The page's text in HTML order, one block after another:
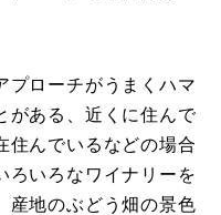
プローチがうまくハマ
がある、近くに住んで
住んでいるなどの場合
ろいろなワイナリーを
産地のぶどう畑の景色